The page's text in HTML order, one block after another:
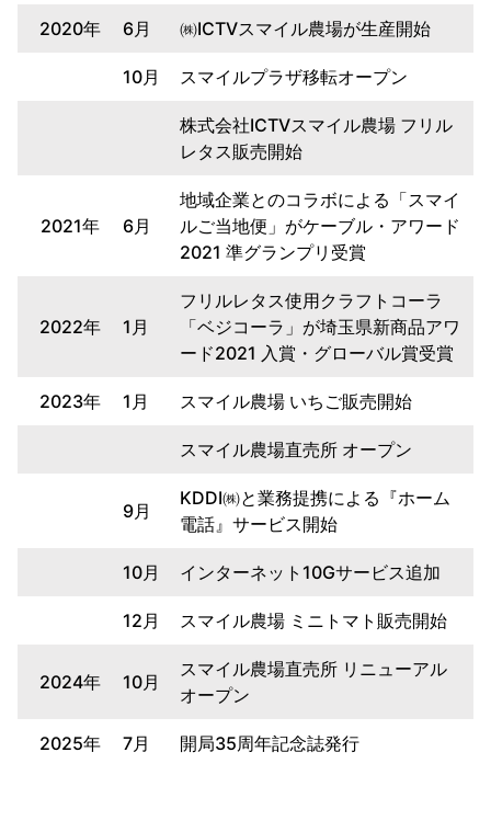
2020年 6月 ㈱ICTVスマイル農場が生産開始
10月 スマイルプラザ移転オープン
株式会社ICTVスマイル農場 フリル
レタス販売開始
2021年 6月
地域企業とのコラボによる「スマイ
ルご当地便」がケーブル・アワード
2021 準グランプリ受賞
2022年 1月
フリルレタス使用クラフトコーラ
「ベジコーラ」が埼玉県新商品アワ
ード2021 入賞・グローバル賞受賞
2023年 1月 スマイル農場 いちご販売開始
スマイル農場直売所 オープン
9月
KDDI㈱と業務提携による『ホーム
電話』サービス開始
10月 インターネット10Gサービス追加
12月 スマイル農場 ミニトマト販売開始
2024年 10月
スマイル農場直売所 リニューアル
オープン
2025年 7月 開局35周年記念誌発行